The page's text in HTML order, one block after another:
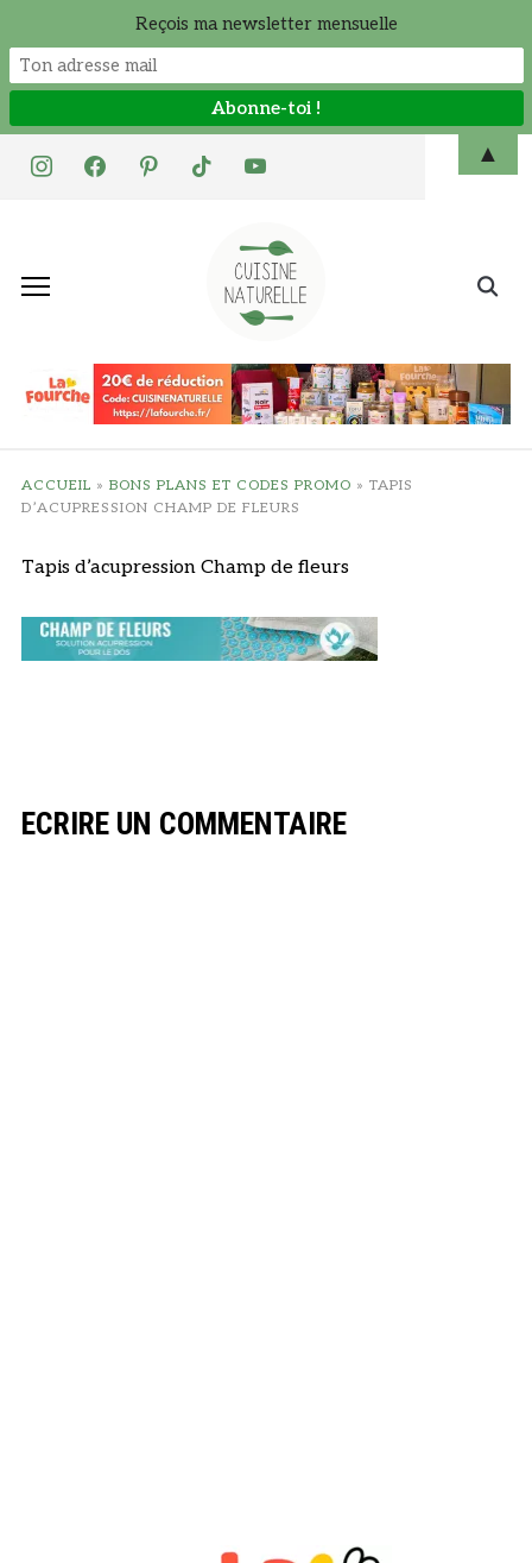
instagramfacebookpinteresttiktok youtube
Search
ACCUEIL » BONS PLANS ET CODES PROMO » TAPIS
D’ACUPRESSION CHAMP DE FLEURS
Tapis d’acupression Champ de fleurs
ECRIRE UN COMMENTAIRE
Reçois ma newsletter mensuelle
▲